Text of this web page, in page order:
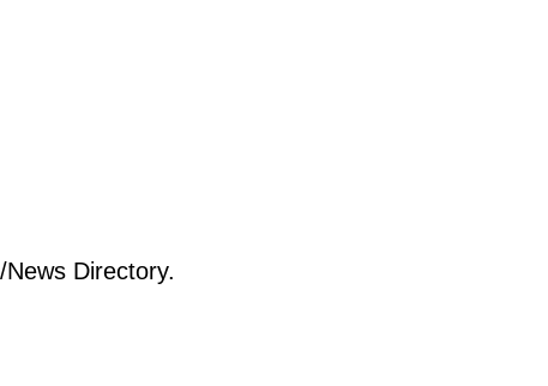
Directory.